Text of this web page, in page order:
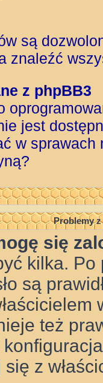
są
znaleźć
z phpBB3
jest
w
Problemy
się
kilka.
są
też
z